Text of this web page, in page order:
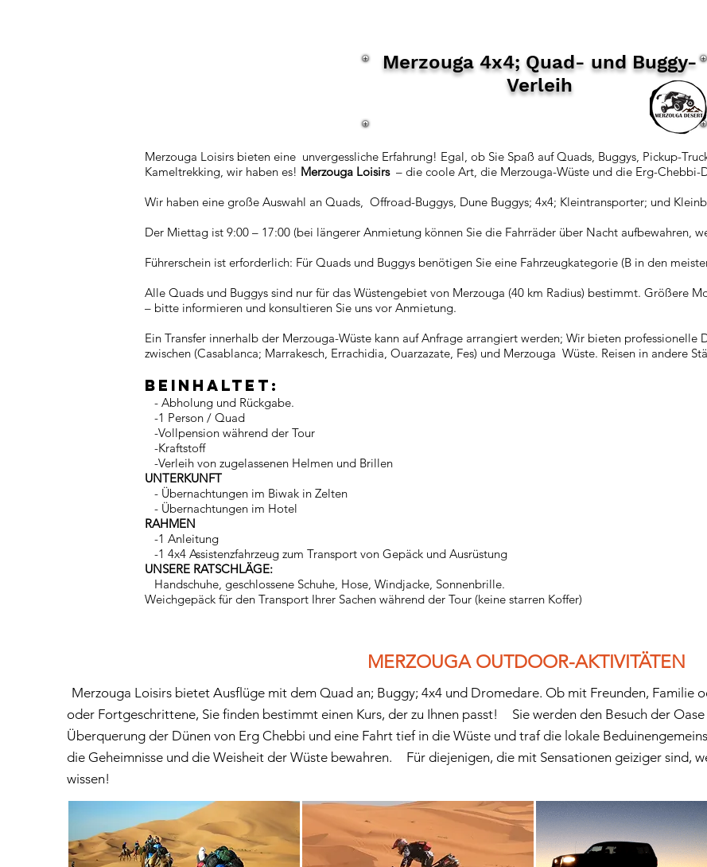
Merzouga 4x4; Quad- und Buggy-
Verleih
Merzouga Loisirs bieten eine unvergessliche Erfahrung! Egal, ob Sie Spaß auf Quads, Buggys, Pickup-
Kameltrekking, wir haben es! Merzouga Loisirs– die coole Art, die Merzouga-Wüste und die Erg-Chebbi-
Wir haben eine große Auswahl an Quads, Offroad-Buggys, Dune Buggys; 4x4; Kleintransporter; und
Der Miettag ist 9:00 – 17:00 (bei längerer Anmietung können Sie die Fahrräder über Nacht aufbewahren,
Führerschein ist erforderlich: Für Quads und Buggys benötigen Sie eine Fahrzeugkategorie (B in den
Alle Quads und Buggys sind nur für das Wüstengebiet von Merzouga (40 km Radius) bestimmt. Größere
– bitte informieren und konsultieren Sie uns vor Anmietung.
Ein Transfer innerhalb der Merzouga-Wüste kann auf Anfrage arrangiert werden; Wir bieten professionelle
zwischen (Casablanca; Marrakesch, Errachidia, Ouarzazate, Fes) und Merzouga Wüste. Reisen in andere
BEINHALTET:
- Abholung und Rückgabe.
-1 Person / Quad
-Vollpension während der Tour
-Kraftstoff
-Verleih von zugelassenen Helmen und Brillen
UNTERKUNFT
- Übernachtungen im Biwak in Zelten
- Übernachtungen im Hotel
RAHMEN
-1 Anleitung
-1 4x4 Assistenzfahrzeug zum Transport von Gepäck und Ausrüstung
UNSERE RATSCHLÄGE:
Handschuhe, geschlossene Schuhe, Hose, Windjacke, Sonnenbrille.
Weichgepäck für den Transport Ihrer Sachen während der Tour (keine starren Koffer)
MERZOUGA OUTDOOR-AKTIVITÄTEN
Merzouga Loisirs bietet Ausflüge mit dem Quad an; Buggy; 4x4 und Dromedare. Ob mit Freunden, Familie
oder Fortgeschrittene, Sie finden bestimmt einen Kurs, der zu Ihnen passt!
Sie werden den Besuch der
Überquerung der Dünen von Erg Chebbi und eine Fahrt tief in die Wüste und traf die lokale
die Geheimnisse und die Weisheit der Wüste bewahren.
Für diejenigen, die mit Sensationen geiziger sind,
wissen!